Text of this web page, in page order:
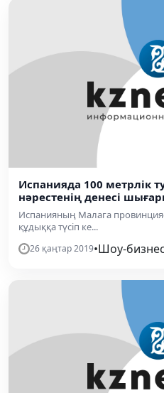
Испанияда 100 метрлік
нәрестенің денесі
Испанияның Малага
құдыққа түсіп ке...
26 қаңтар 2019•Шоу-бизнес